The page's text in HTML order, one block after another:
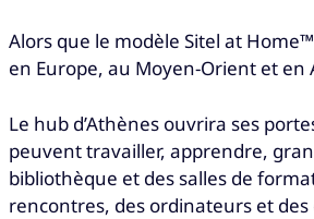
Alors que le modèle Sitel at
en Europe, au Moyen-Orient et
Le hub d’Athènes ouvrira ses
peuvent travailler, apprendre,
bibliothèque et des salles de
rencontres, des ordinateurs et